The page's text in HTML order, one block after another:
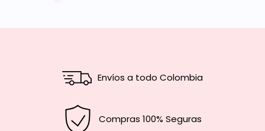
Envíos a todo Colombia
Compras 100% Seguras